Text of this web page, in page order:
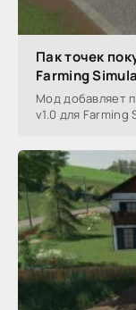
Пак точек
Farming
Мод добавляет
v1.0 для Farming